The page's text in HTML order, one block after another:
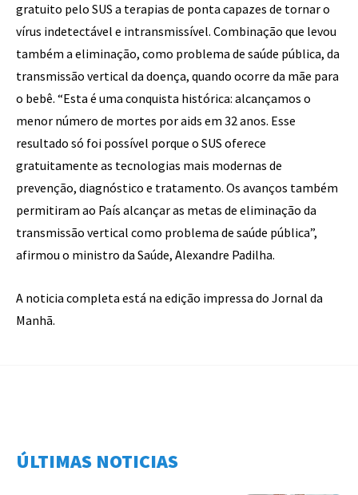
gratuito pelo SUS a terapias de ponta capazes de tornar o
vírus indetectável e intransmissível. Combinação que levou
também a eliminação, como problema de saúde pública, da
transmissão vertical da doença, quando ocorre da mãe para
o bebê. “Esta é uma conquista histórica: alcançamos o
menor número de mortes por aids em 32 anos. Esse
resultado só foi possível porque o SUS oferece
gratuitamente as tecnologias mais modernas de
prevenção, diagnóstico e tratamento. Os avanços também
permitiram ao País alcançar as metas de eliminação da
transmissão vertical como problema de saúde pública”,
afirmou o ministro da Saúde, Alexandre Padilha.
A noticia completa está na edição impressa do Jornal da
Manhã.
ÚLTIMAS NOTICIAS